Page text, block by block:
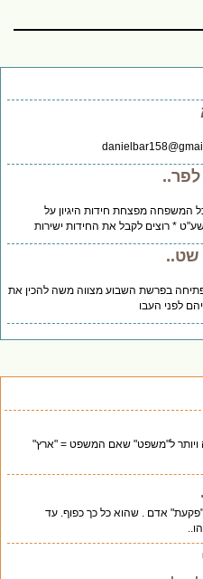
מפצחת חידות היגיון על
רוצים לקבל את החידות ישירות
בפרשת השבוע מצווה משה להכין את
לפני העבו
ל"משפט" שאם המשפט = "ארץ"
אדם . שהוא כל כך כפוף. עד